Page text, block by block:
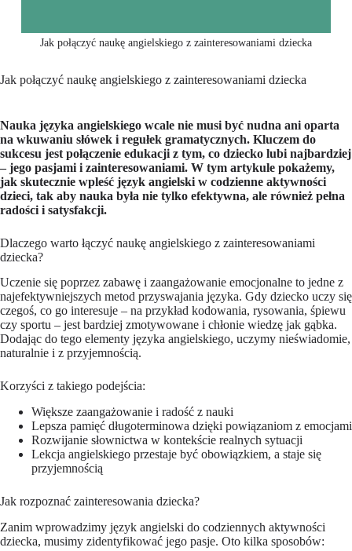
Jak połączyć naukę angielskiego z zainteresowaniami dziecka
Jak połączyć naukę angielskiego z zainteresowaniami dziecka
Nauka języka angielskiego wcale nie musi być nudna ani oparta
na wkuwaniu słówek i regułek gramatycznych. Kluczem do
sukcesu jest połączenie edukacji z tym, co dziecko lubi najbardziej
– jego pasjami i zainteresowaniami. W tym artykule pokażemy,
jak skutecznie wpleść język angielski w codzienne aktywności
dzieci, tak aby nauka była nie tylko efektywna, ale również pełna
radości i satysfakcji.
Dlaczego warto łączyć naukę angielskiego z zainteresowaniami
dziecka?
Uczenie się poprzez zabawę i zaangażowanie emocjonalne to jedne z
najefektywniejszych metod przyswajania języka. Gdy dziecko uczy się
czegoś, co go interesuje – na przykład kodowania, rysowania, śpiewu
czy sportu – jest bardziej zmotywowane i chłonie wiedzę jak gąbka.
Dodając do tego elementy języka angielskiego, uczymy nieświadomie,
naturalnie i z przyjemnością.
Korzyści z takiego podejścia:
Większe zaangażowanie i radość z nauki
Lepsza pamięć długoterminowa dzięki powiązaniom z emocjami
Rozwijanie słownictwa w kontekście realnych sytuacji
Lekcja angielskiego przestaje być obowiązkiem, a staje się
przyjemnością
Jak rozpoznać zainteresowania dziecka?
Zanim wprowadzimy język angielski do codziennych aktywności
dziecka, musimy zidentyfikować jego pasje. Oto kilka sposobów: